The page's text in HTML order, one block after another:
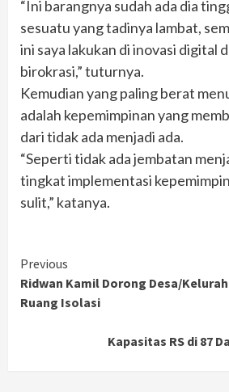
“Ini barangnya sudah ada dia
sesuatu yang tadinya lambat,
ini saya lakukan di inovasi digital
birokrasi,” tuturnya.
Kemudian yang paling berat
adalah kepemimpinan yang
dari tidak ada menjadi ada.
“Seperti tidak ada jembatan
tingkat implementasi
sulit,” katanya.
Continue
Reading
Previous
Ridwan Kamil Dorong Desa/
Ruang Isolasi
Kapasitas RS di 87